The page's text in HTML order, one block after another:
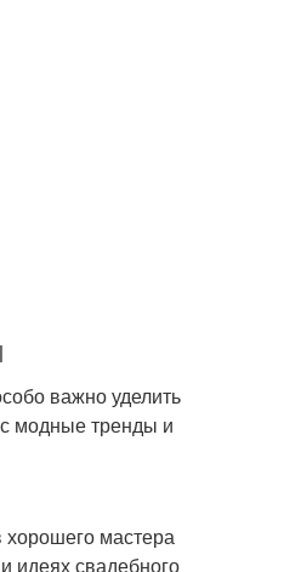
важно уделить
модные тренды и
хорошего мастера
идеях свадебного